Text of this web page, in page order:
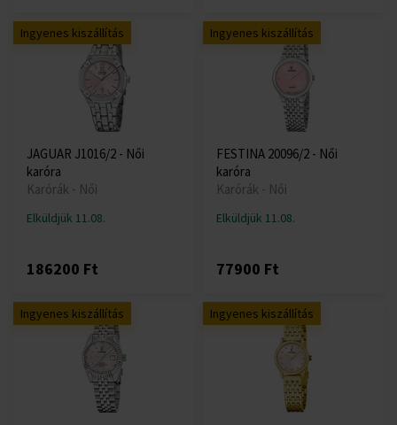
Ingyenes kiszállítás
JAGUAR J1016/2 - Női
karóra
Karórák - Női
Elküldjük 11.08.
186200 Ft
Ingyenes kiszállítás
FESTINA 20096/2 - Női
karóra
Karórák - Női
Elküldjük 11.08.
77900 Ft
Ingyenes kiszállítás Ingyenes kiszállítás